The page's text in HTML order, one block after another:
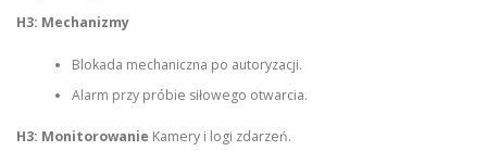
H3: Mechanizmy
Blokada mechaniczna po autoryzacji.
Alarm przy próbie siłowego otwarcia.
H3: Monitorowanie Kamery i logi zdarzeń.